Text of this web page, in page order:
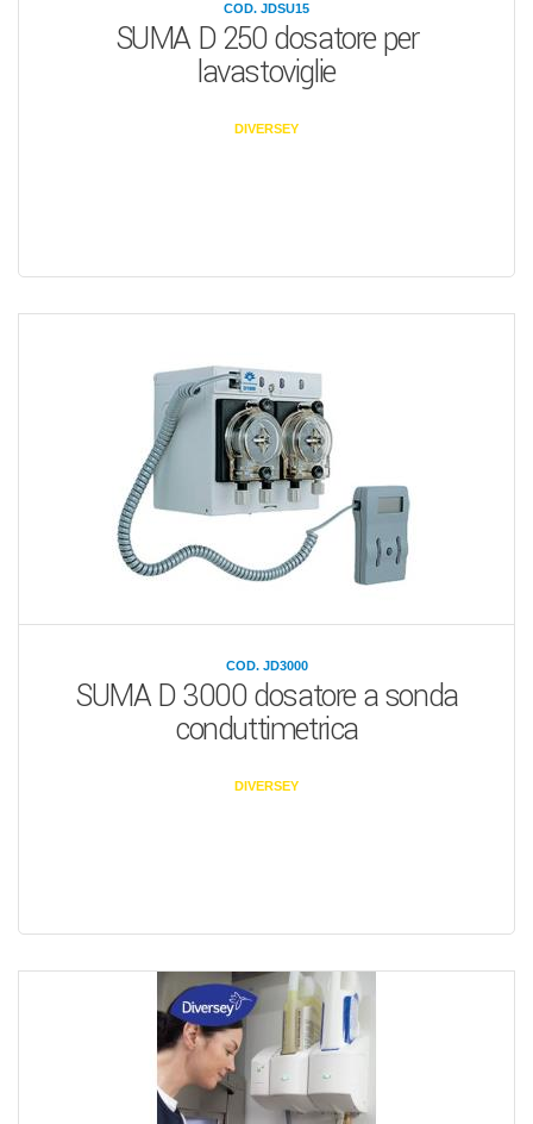
COD. JDSU15
SUMA D 250 dosatore per
lavastoviglie
DIVERSEY
COD. JD3000
SUMA D 3000 dosatore a sonda
conduttimetrica
DIVERSEY